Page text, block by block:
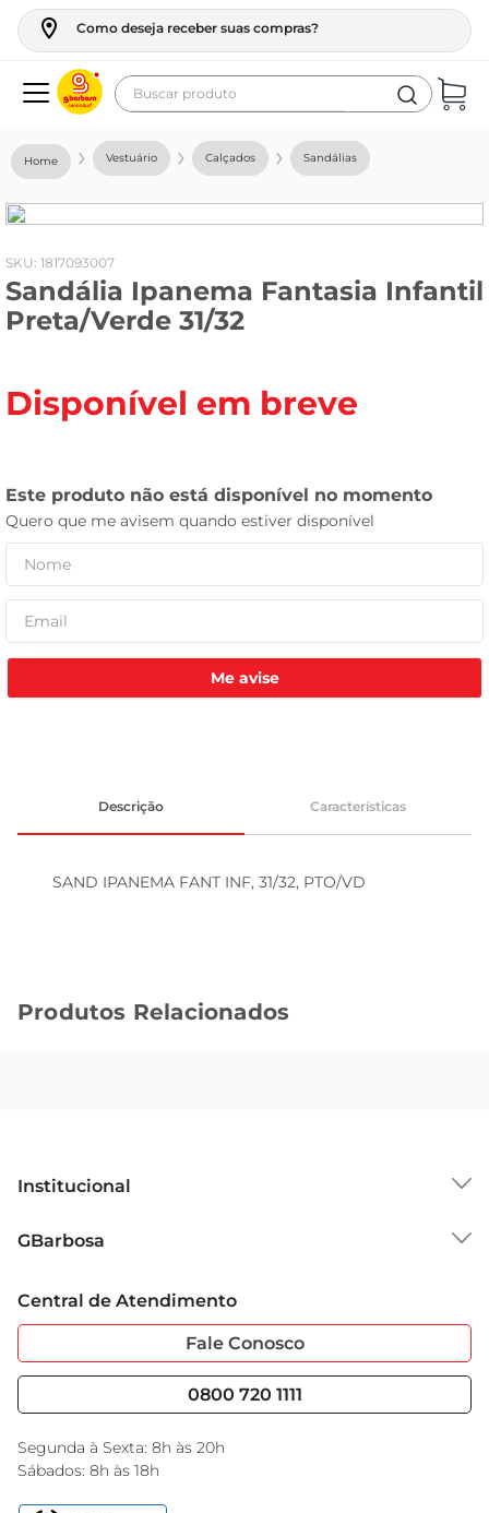
Como deseja receber suas compras?
Buscar produto
Vestuário Calçados Sandálias
: 1817093007
Sandália Ipanema Fantasia Infantil
Preta/Verde 31/32
Disponível em breve
Me avise
Descrição Características
SAND IPANEMA FANT INF, 31/32, PTO/VD
Produtos Relacionados
Institucional
Grupo Cencosud
Sobre Privacidade
Portal do Fornecedo
Nossas Lojas
GBarbosa
Garantia Estendida
Serviços
Black Friday
Encarte do Dia
Central de Atendimento
Fale Conosco
0800 720 1111
Segunda à Sexta: 8h às 20h
Sábados: 8h às 18h
geladeira
fogao
café
cerveja
leite
tv